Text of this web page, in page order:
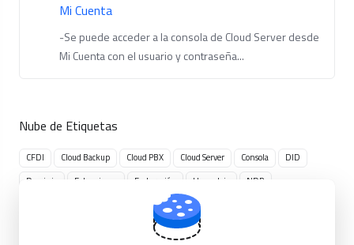
Nube de Etiquetas
CFDI Cloud Backup Cloud PBX Cloud Server Consola
DID
Dominio
Extensiones Facturación Hospedaje
NDR
Pago Panel Plesk
Spam
Mi Cuenta
-Se puede acceder a la consola de Cloud Server desde
Mi Cuenta con el usuario y contraseña...